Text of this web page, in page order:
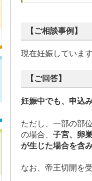
【ご相談事例】
現在妊娠していま
【ご回答】
妊娠中でも、申込
ただし、一部の部
の場合、 子宮、卵
が生じた場合を含
なお、帝王切開を